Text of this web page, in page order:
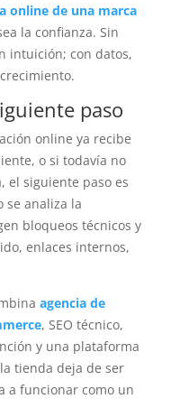
online de una marca
la confianza. Sin
intuición; con datos,
paso
online ya recibe
o si todavía no
el siguiente paso es
se analiza la
bloqueos técnicos y
enlaces internos,
agencia de
, SEO técnico,
y una plataforma
tienda deja de ser
a funcionar como un